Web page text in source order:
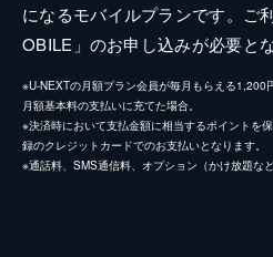
になるモバイルプランです。ご
OBILE」のお申し込みが必要とな
※U-NEXTの月額プラン会員が毎月もらえる1,200
月額基本料の支払いに充てた場合。
※決済時において支払金額に相当するポイントを
録のクレジットカードでのお支払いとなります。
※通話料、SMS通信料、オプション（かけ放題な